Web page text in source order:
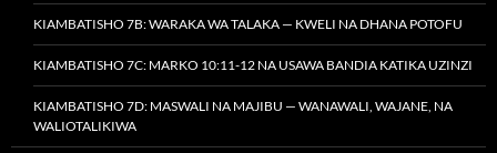
KIAMBATISHO 7B: WARAKA WA TALAKA — KWELI NA DHANA POTOFU
KIAMBATISHO 7C: MARKO 10:11-12 NA USAWA BANDIA KATIKA UZINZI
KIAMBATISHO 7D: MASWALI NA MAJIBU — WANAWALI, WAJANE, NA
WALIOTALIKIWA